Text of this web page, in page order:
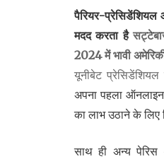
पैरियर-
मदद करता है
2024 में भावी
यूनीबेट
अपना पहला
का लाभ उठाने के लिए
साथ ही अन्य पेरिस